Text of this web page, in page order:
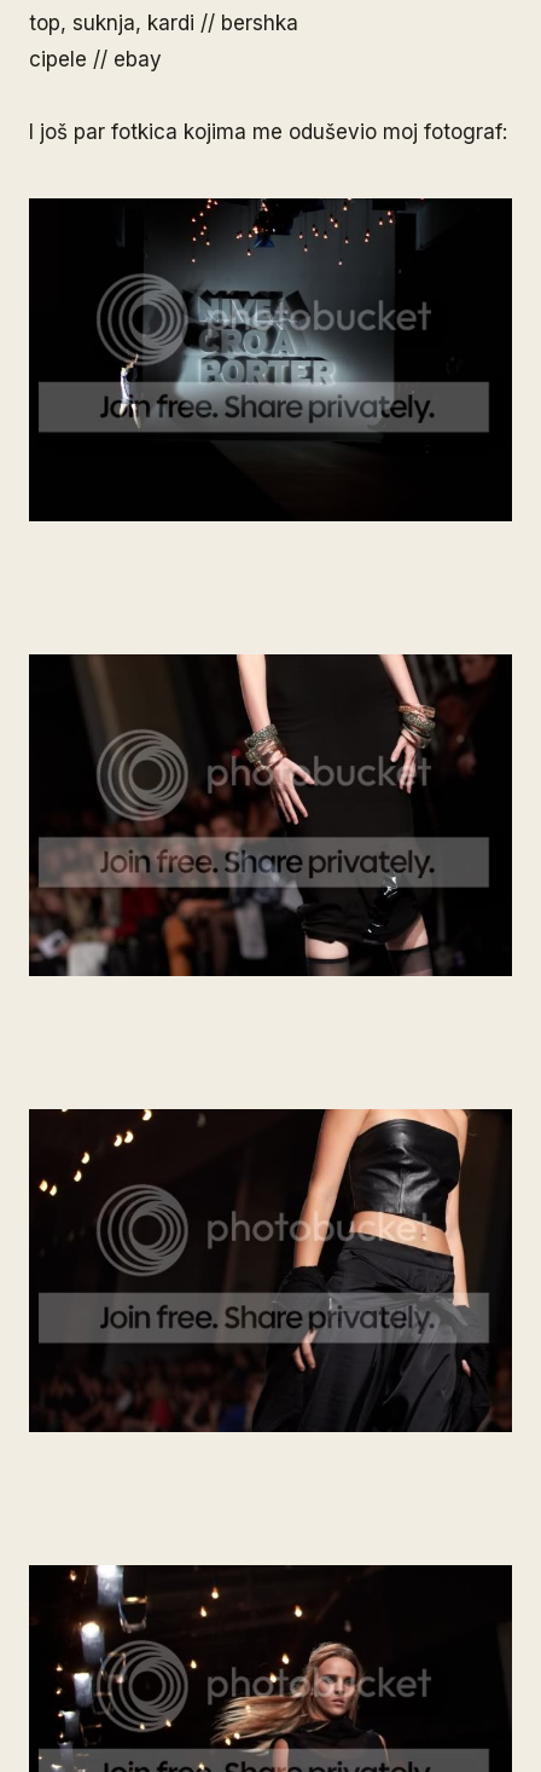
top, suknja, kardi // bershka
cipele // ebay
I još par fotkica kojima me oduševio moj fotograf: